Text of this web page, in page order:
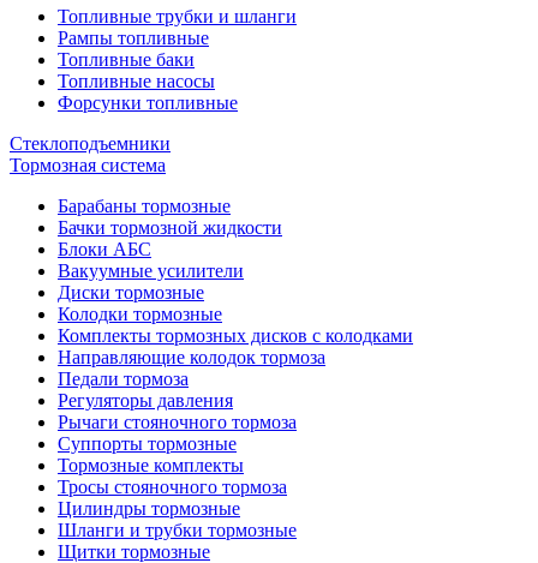
Топливные трубки и шланги
Рампы топливные
Топливные баки
Топливные насосы
Форсунки топливные
Стеклоподъемники
Тормозная система
Барабаны тормозные
Бачки тормозной жидкости
Блоки АБС
Вакуумные усилители
Диски тормозные
Колодки тормозные
Комплекты тормозных дисков с колодками
Направляющие колодок тормоза
Педали тормоза
Регуляторы давления
Рычаги стояночного тормоза
Суппорты тормозные
Тормозные комплекты
Тросы стояночного тормоза
Цилиндры тормозные
Шланги и трубки тормозные
Щитки тормозные